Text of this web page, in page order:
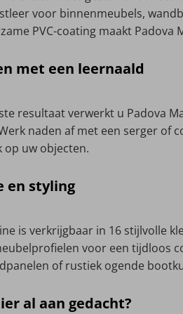
voor binnenmeubels,
PVC-coating maakt
met een leernaald
resultaat verwerkt u Padova
naden af met een serger of
op uw objecten.
en styling
is verkrijgbaar in 16 stijlvolle
voor een tijdloos
of rustiek ogende
al aan gedacht?